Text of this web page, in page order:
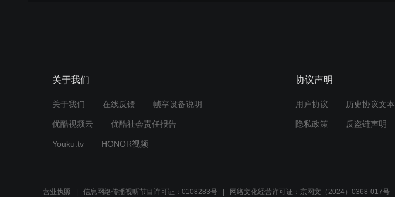
关于我们
关于我们 在线反馈 帧享设备说明
优酷视频云 优酷社会责任报告
Youku.tv HONOR视频
协议声明
用户协议 历史协议文本
隐私政策 反盗链声明
营业执照 信息网络传播视听节目许可证：0108283号 网络文化经营许可证：京网文（2024）0368-017号